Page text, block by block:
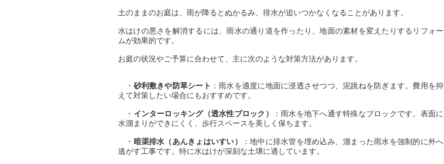
土のままのお庭は、雨が降るとぬかるみ、排水が追いつかなくなることがあります。
水はけの悪さを解消するには、雨水の通り道を作ったり、地面の素材を変えたりするリフォー
ムが効果的です。
お庭の状況やご予算に合わせて、主に次のような対策方法があります。
・ 砂利敷きや防草シート ：雨水を適度に地面に浸透させつつ、泥跳ねを防ぎます。費用を抑
えて対策したい場合にもおすすめです。
・ インターロッキング（透水性ブロック）
：雨水を地下へ通す特殊なブロックです。表面に
水溜まりができにくく、歩行スペースを美しく保ちます。
・ 暗渠排水（あんきょはいすい）
：地中に排水管を埋め込み、溜まった雨水を強制的に外へ
逃がす工事です。特に水はけが深刻な土壌に適しています。